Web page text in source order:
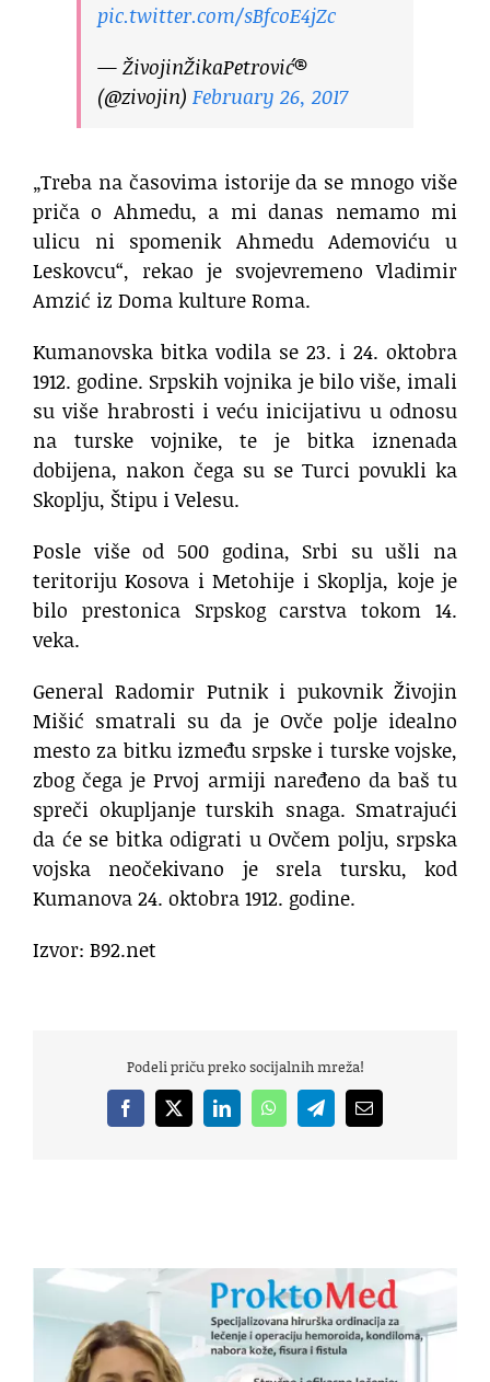
pic.twitter.com/sBfcoE4jZc
— ŽivojinŽikaPetrović®
(@zivojin) February 26, 2017
„Treba na časovima istorije da se mnogo više
priča o Ahmedu, a mi danas nemamo mi
ulicu ni spomenik Ahmedu Ademoviću u
Leskovcu“, rekao je svojevremeno Vladimir
Amzić iz Doma kulture Roma.
Kumanovska bitka vodila se 23. i 24. oktobra
1912. godine. Srpskih vojnika je bilo više, imali
su više hrabrosti i veću inicijativu u odnosu
na turske vojnike, te je bitka iznenada
dobijena, nakon čega su se Turci povukli ka
Skoplju, Štipu i Velesu.
Posle više od 500 godina, Srbi su ušli na
teritoriju Kosova i Metohije i Skoplja, koje je
bilo prestonica Srpskog carstva tokom 14.
veka.
General Radomir Putnik i pukovnik Živojin
Mišić smatrali su da je Ovče polje idealno
mesto za bitku između srpske i turske vojske,
zbog čega je Prvoj armiji naređeno da baš tu
spreči okupljanje turskih snaga. Smatrajući
da će se bitka odigrati u Ovčem polju, srpska
vojska neočekivano je srela tursku, kod
Kumanova 24. oktobra 1912. godine.
Izvor: B92.net
Podeli priču preko socijalnih mreža!
Facebook
X LinkedInWhatsAppTelegramEmail